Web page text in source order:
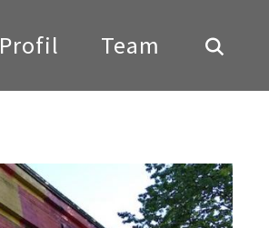
Profil Team